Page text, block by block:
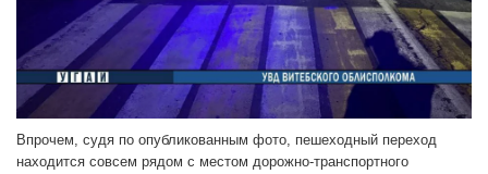
Впрочем, судя по опубликованным фото, пешеходный переход
находится совсем рядом с местом дорожно-транспортного